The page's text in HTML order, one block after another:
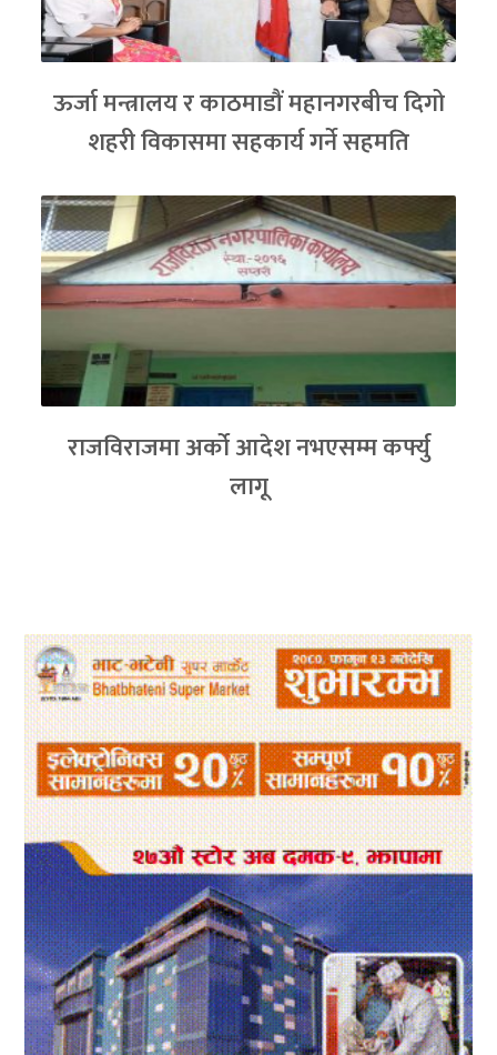
ऊर्जा मन्त्रालय र काठमाडौं महानगरबीच दिगो
शहरी विकासमा सहकार्य गर्ने सहमति
राजविराजमा अर्को आदेश नभएसम्म कर्फ्यु
लागू